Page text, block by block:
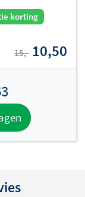
korting
15,- 10,50